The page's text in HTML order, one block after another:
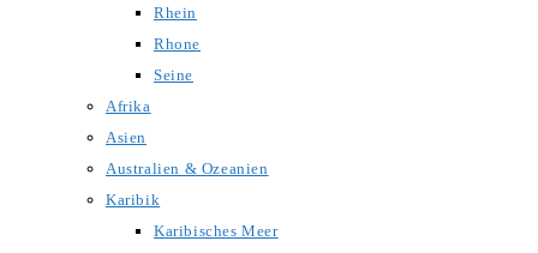
Rhein
Rhone
Seine
Afrika
Asien
Australien & Ozeanien
Karibik
Karibisches Meer